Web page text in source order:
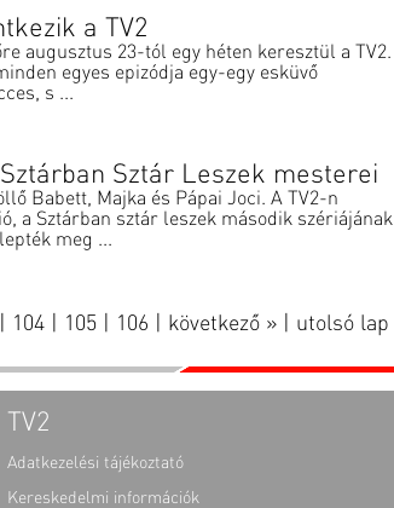
a TV2
augusztus 23-tól egy héten keresztül a TV2.
egyes epizódja egy-egy esküvő
s ...
Sztár Leszek mesterei
Babett, Majka és Pápai Joci. A TV2-n
a Sztárban sztár leszek második szériájának
meg ...
104 105 106 következő »
utolsó lap
TV2
Adatkezelési tájékoztató
Kereskedelmi információk